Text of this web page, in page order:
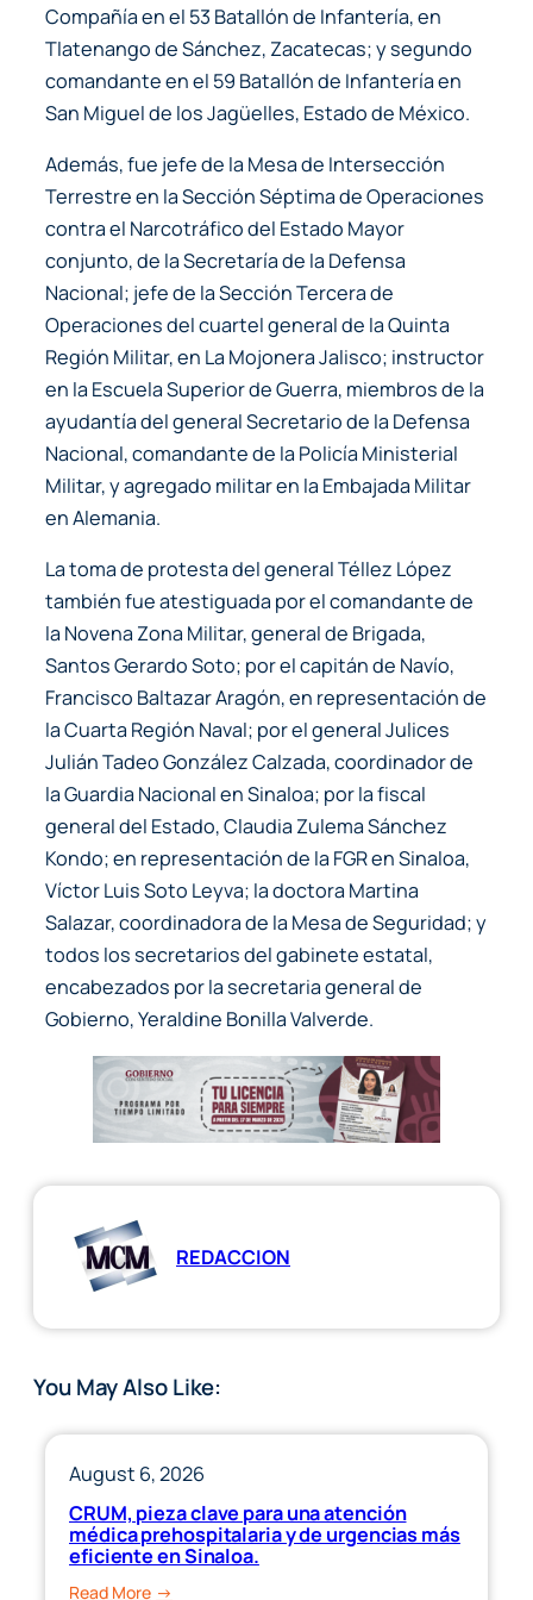
Compañía en el 53 Batallón de Infantería, en
Tlatenango de Sánchez, Zacatecas; y segundo
comandante en el 59 Batallón de Infantería en
San Miguel de los Jagüelles, Estado de México.
Además, fue jefe de la Mesa de Intersección
Terrestre en la Sección Séptima de Operaciones
contra el Narcotráfico del Estado Mayor
conjunto, de la Secretaría de la Defensa
Nacional; jefe de la Sección Tercera de
Operaciones del cuartel general de la Quinta
Región Militar, en La Mojonera Jalisco; instructor
en la Escuela Superior de Guerra, miembros de la
ayudantía del general Secretario de la Defensa
Nacional, comandante de la Policía Ministerial
Militar, y agregado militar en la Embajada Militar
en Alemania.
La toma de protesta del general Téllez López
también fue atestiguada por el comandante de
la Novena Zona Militar, general de Brigada,
Santos Gerardo Soto; por el capitán de Navío,
Francisco Baltazar Aragón, en representación de
la Cuarta Región Naval; por el general Julices
Julián Tadeo González Calzada, coordinador de
la Guardia Nacional en Sinaloa; por la fiscal
general del Estado, Claudia Zulema Sánchez
Kondo; en representación de la FGR en Sinaloa,
Víctor Luis Soto Leyva; la doctora Martina
Salazar, coordinadora de la Mesa de Seguridad; y
todos los secretarios del gabinete estatal,
encabezados por la secretaria general de
Gobierno, Yeraldine Bonilla Valverde.
REDACCION
You May Also Like:
August 6, 2026
CRUM, pieza clave para una atención
médica prehospitalaria y de urgencias más
eficiente en Sinaloa.
Read More: